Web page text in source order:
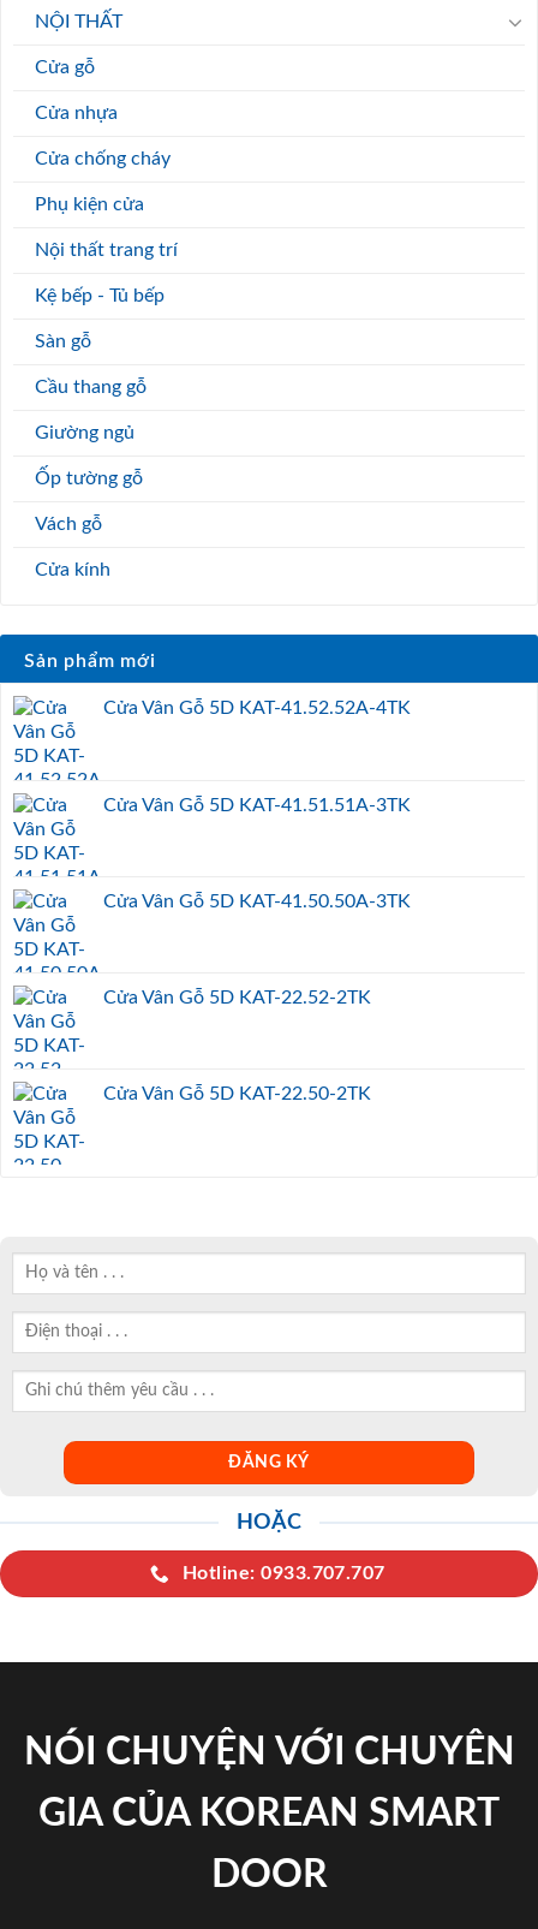
NỘI THẤT
Cửa gỗ
Cửa nhựa
Cửa chống cháy
Phụ kiện cửa
Nội thất trang trí
Kệ bếp - Tủ bếp
Sàn gỗ
Cầu thang gỗ
Giường ngủ
Ốp tường gỗ
Vách gỗ
Cửa kính
Sản phẩm mới
Cửa Vân Gỗ 5D KAT-41.52.52A-4TK
Cửa Vân Gỗ 5D KAT-41.51.51A-3TK
Cửa Vân Gỗ 5D KAT-41.50.50A-3TK
Cửa Vân Gỗ 5D KAT-22.52-2TK
Cửa Vân Gỗ 5D KAT-22.50-2TK
HOẶC
Hotline: 0933.707.707
NÓI CHUYỆN VỚI CHUYÊN
GIA CỦA KOREAN SMART
DOOR